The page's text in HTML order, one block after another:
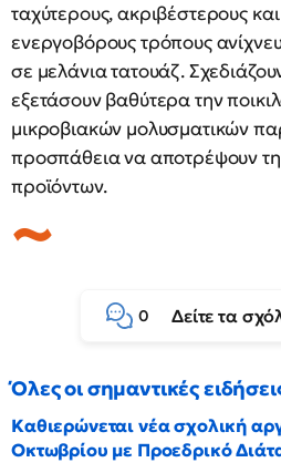
ταχύτερους, ακριβέστερους
ενεργοβόρους τρόπους
σε μελάνια τατουάζ.
εξετάσουν βαθύτερα την
μικροβιακών μολυσματικών
προσπάθεια να αποτρέψουν
προϊόντων.
0 Δείτε τα
Όλες οι σημαντικές
Καθιερώνεται νέα σχολική
Οκτωβρίου με Προεδρικό